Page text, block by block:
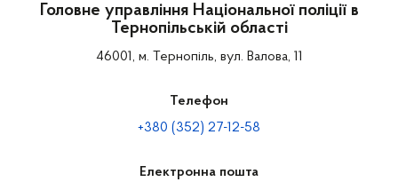
Головне управління Національної поліції в
Тернопільській області
46001, м. Тернопіль, вул. Валова, 11
Телефон
+380 (352) 27-12-58
Електронна пошта